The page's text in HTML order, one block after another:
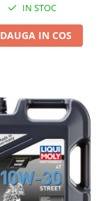
IN STOC
IN COS